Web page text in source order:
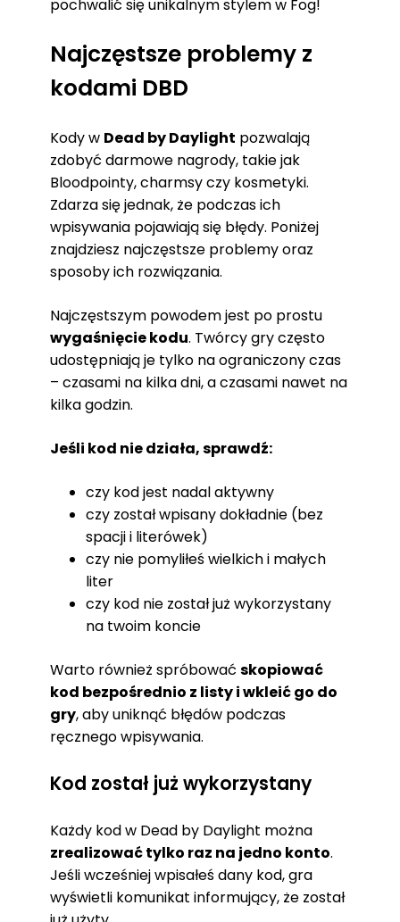
pochwalić się unikalnym stylem w Fog!
Najczęstsze problemy z
kodami DBD
Kody w Dead by Daylight pozwalają
zdobyć darmowe nagrody, takie jak
Bloodpointy, charmsy czy kosmetyki.
Zdarza się jednak, że podczas ich
wpisywania pojawiają się błędy. Poniżej
znajdziesz najczęstsze problemy oraz
sposoby ich rozwiązania.
Najczęstszym powodem jest po prostu
wygaśnięcie kodu. Twórcy gry często
udostępniają je tylko na ograniczony czas
– czasami na kilka dni, a czasami nawet na
kilka godzin.
Jeśli kod nie działa, sprawdź:
czy kod jest nadal aktywny
czy został wpisany dokładnie (bez
spacji i literówek)
czy nie pomyliłeś wielkich i małych
liter
czy kod nie został już wykorzystany
na twoim koncie
Warto również spróbować skopiować
kod bezpośrednio z listy i wkleić go do
gry, aby uniknąć błędów podczas
ręcznego wpisywania.
Kod został już wykorzystany
Każdy kod w Dead by Daylight można
zrealizować tylko raz na jedno konto.
Jeśli wcześniej wpisałeś dany kod, gra
wyświetli komunikat informujący, że został